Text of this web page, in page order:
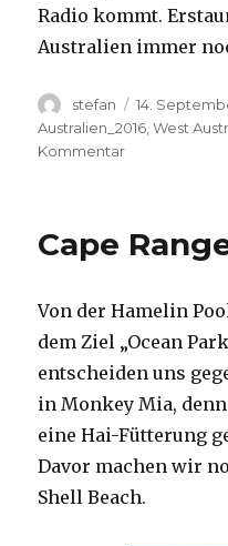
Radio kommt.
Australien immer
Autor
stefan
am
14.
Australien_2016 ,West
Kommentarzu
Cape
Von der Hamelin
dem Ziel „Ocean
entscheiden uns
in Monkey Mia,
eine Hai-Fütterung
Davor machen wir
Shell Beach.